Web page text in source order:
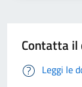
Contatta il
Leggi le